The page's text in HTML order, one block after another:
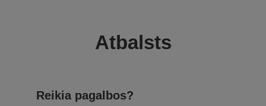
Atbalsts
Reikia pagalbos?